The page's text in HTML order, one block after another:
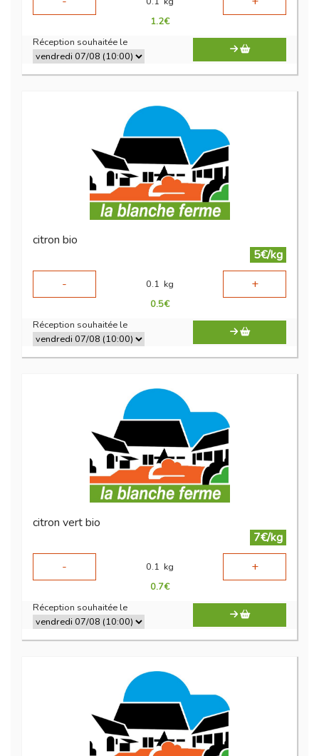
1.2€
Réception souhaitée le
citron bio
5€/kg
-
0.1 kg +
0.5€
Réception souhaitée le
citron vert bio
7€/kg
-
0.1 kg +
0.7€
Réception souhaitée le